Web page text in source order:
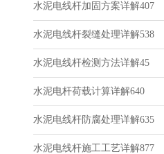
水泥电线杆加固方案详解407
水泥电线杆裂缝处理详解538
水泥电线杆检测方法详解45
水泥电杆荷载计算详解640
水泥电线杆防腐处理详解635
水泥电线杆施工工艺详解877